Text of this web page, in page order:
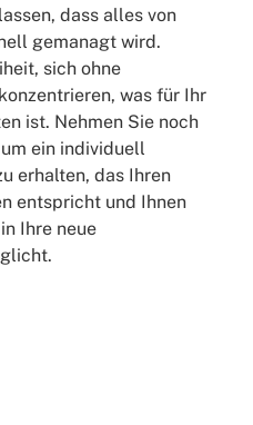
dass alles von
gemanagt wird.
sich ohne
was für Ihr
ist. Nehmen Sie noch
ein individuell
erhalten, das Ihren
entspricht und Ihnen
Ihre neue